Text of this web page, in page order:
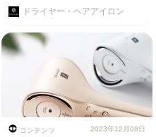
ドライヤー・ヘアアイロン
コンテンツ 2023年12月08日